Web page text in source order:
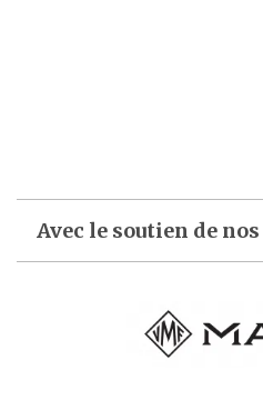
Avec le soutien de